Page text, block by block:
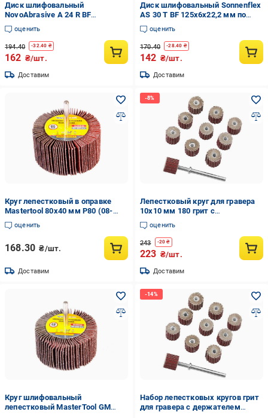
Диск шлифовальный
NovoAbrasive A 24 R BF
125x6x22,2 мм по металлу тип
27 (INKRZ000000125601N)
оценить
194.40 -32.40 ₴
162 ₴/шт.
Доставим
Диск шлифовальный Sonnenflex
AS 30 T BF 125x6x22,2 мм по
металлу тип 27
(INKRZ000000125602S)
оценить
170.40 -28.40 ₴
142 ₴/шт.
Доставим
Круг лепестковый в оправке
Mastertool 80х40 мм Р80 (08-
2298)
оценить
168.30 ₴/шт.
Доставим
Лепестковый круг для гравера
10x10 мм 180 грит с
держателем 10 шт. (7ab90b06)
оценить
243 -20 ₴
223 ₴/шт.
Доставим
Круг шлифовальный
лепестковый MasterTool GM
Набор лепестковых кругов грит
для гравера с держателем